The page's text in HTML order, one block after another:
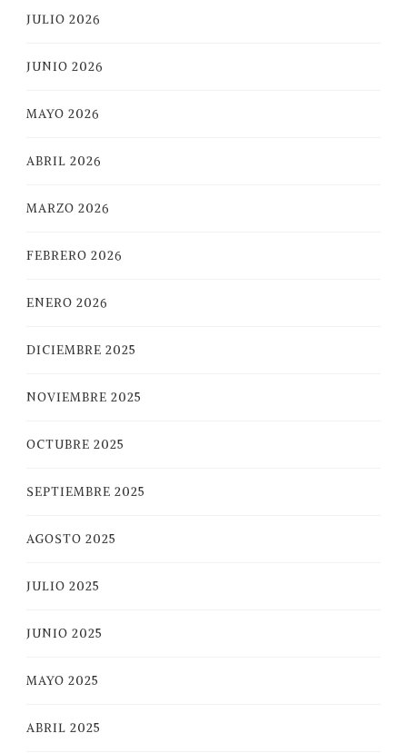
JULIO 2026
JUNIO 2026
MAYO 2026
ABRIL 2026
MARZO 2026
FEBRERO 2026
ENERO 2026
DICIEMBRE 2025
NOVIEMBRE 2025
OCTUBRE 2025
SEPTIEMBRE 2025
AGOSTO 2025
JULIO 2025
JUNIO 2025
MAYO 2025
ABRIL 2025